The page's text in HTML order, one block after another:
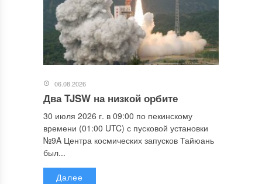
06.08.2026
Два TJSW на низкой орбите
30 июля 2026 г. в 09:00 по пекинскому
времени (01:00 UTC) с пусковой установки
№9A Центра космических запусков Тайюань
был...
Далее